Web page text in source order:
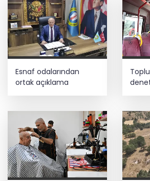
Esnaf odalarından
ortak açıklama